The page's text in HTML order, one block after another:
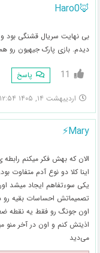
🦊Haro0
بی نهایت سریال قشنگی بود و
دیدم. بازی پارک جیهیون
11 پاسخ
اردیبهشت ۱۴, ۱۴۰۵ ۱۲:۵۴ ق.ظ
Mary⚡️
الان که بهش فکر میکنم
اینا کلا دو نوع آدم متفاوت
یکی سوءتفاهم ایجاد میشد
تصمیماتش احساسات بقیه رو
اون جونگ رو فقط یه نقطه
اذیتش کنم و اون در آخر
می‌دید